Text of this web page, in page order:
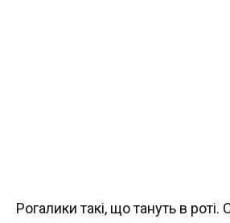
Рогалики такі, що тануть в